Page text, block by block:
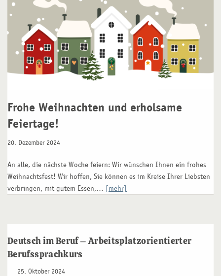
Frohe Weihnachten und erholsame
Feiertage!
20. Dezember 2024
An alle, die nächste Woche feiern: Wir wünschen Ihnen ein frohes
Weihnachtsfest! Wir hoffen, Sie können es im Kreise Ihrer Liebsten
verbringen, mit gutem Essen,… [mehr]
Deutsch im Beruf – Arbeitsplatzorientierter
Berufssprachkurs
25. Oktober 2024